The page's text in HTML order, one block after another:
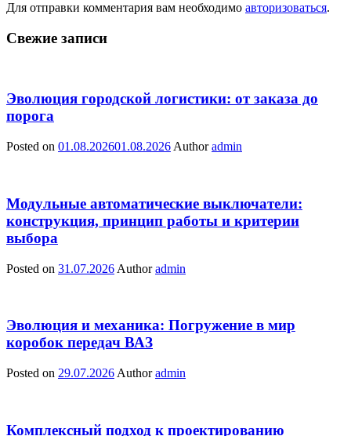
Для отправки комментария вам необходимо авторизоваться.
Свежие записи
Эволюция городской логистики: от заказа до
порога
Posted on 01.08.202601.08.2026 Author admin
Модульные автоматические выключатели:
конструкция, принцип работы и критерии
выбора
Posted on 31.07.2026 Author admin
Эволюция и механика: Погружение в мир
коробок передач ВАЗ
Posted on 29.07.2026 Author admin
Комплексный подход к проектированию